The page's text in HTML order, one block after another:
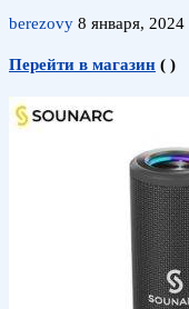
berezovy 8 января, 2024
Перейти в магазин ( )